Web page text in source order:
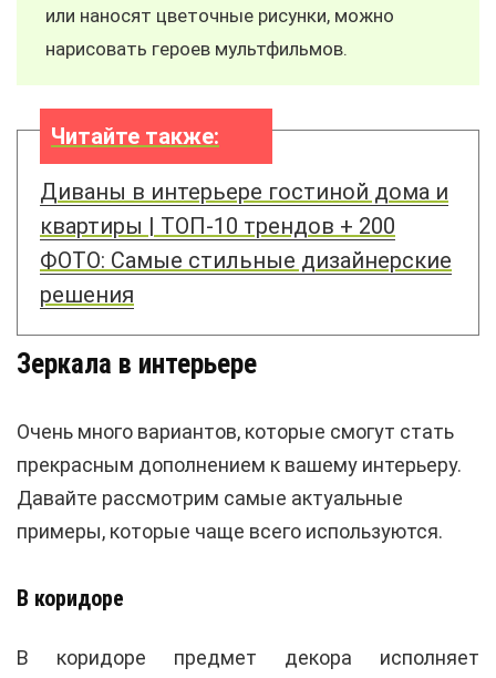
или наносят цветочные рисунки, можно
нарисовать героев мультфильмов.
Читайте также:
Диваны в интерьере гостиной дома и
квартиры | ТОП-10 трендов + 200
ФОТО: Самые стильные дизайнерские
решения
Зеркала в интерьере
Очень много вариантов, которые смогут стать
прекрасным дополнением к вашему интерьеру.
Давайте рассмотрим самые актуальные
примеры, которые чаще всего используются.
В коридоре
В коридоре предмет декора исполняет